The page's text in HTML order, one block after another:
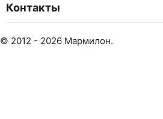
Контакты
© 2012 - 2026 Мармилон.